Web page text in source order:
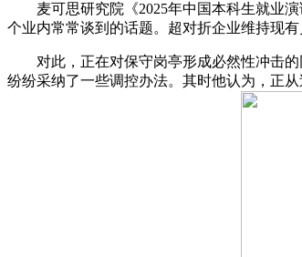
麦可思研究院《2025年中国本科生就业演
个业内常常谈到的话题。超对折企业维持现有
对此，正在对保守岗亭形成必然性冲击的
纷纷采纳了一些调控办法。其时他认为，正